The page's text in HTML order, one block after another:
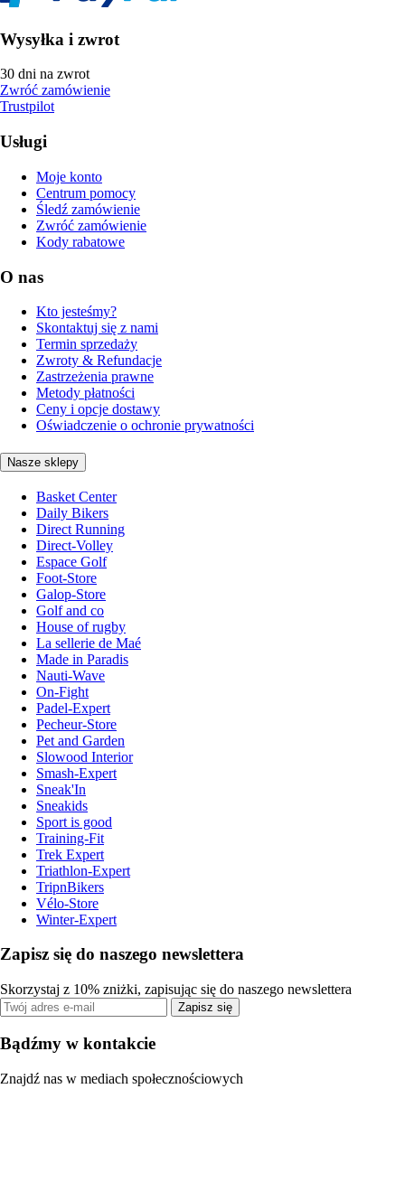
Wysyłka i zwrot
30 dni na zwrot
Zwróć zamówienie
Trustpilot
Usługi
Moje konto
Centrum pomocy
Śledź zamówienie
Zwróć zamówienie
Kody rabatowe
O nas
Kto jesteśmy?
Skontaktuj się z nami
Termin sprzedaży
Zwroty & Refundacje
Zastrzeżenia prawne
Metody płatności
Ceny i opcje dostawy
Oświadczenie o ochronie prywatności
Nasze sklepy
Basket Center
Daily Bikers
Direct Running
Direct-Volley
Espace Golf
Foot-Store
Galop-Store
Golf and co
House of rugby
La sellerie de Maé
Made in Paradis
Nauti-Wave
On-Fight
Padel-Expert
Pecheur-Store
Pet and Garden
Slowood Interior
Smash-Expert
Sneak'In
Sneakids
Sport is good
Training-Fit
Trek Expert
Triathlon-Expert
TripnBikers
Vélo-Store
Winter-Expert
Zapisz się do naszego newslettera
Skorzystaj z 10% zniżki, zapisując się do naszego newslettera
Zapisz się
Bądźmy w kontakcie
Znajdź nas w mediach społecznościowych